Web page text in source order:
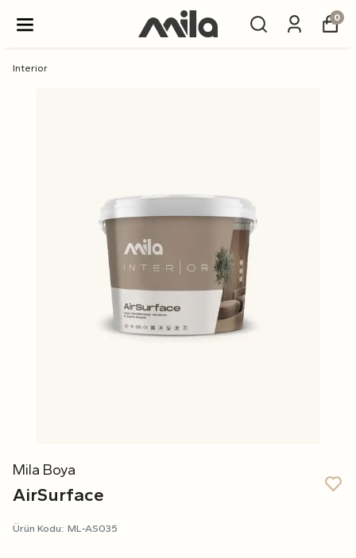
0
Interior
Mila Boya
AirSurface
Ürün Kodu: ML-AS035